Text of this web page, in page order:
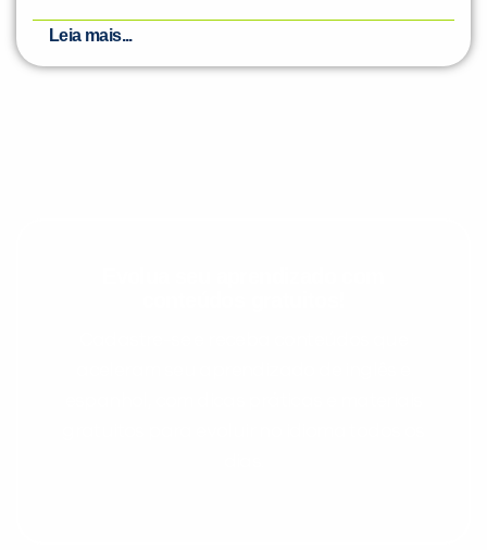
Leia mais...